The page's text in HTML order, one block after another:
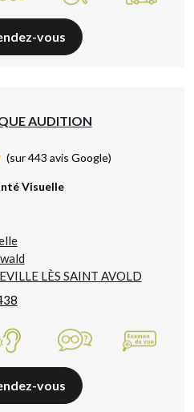
vous
AUDITION
(sur 443 avis Google)
Visuelle
LÈS SAINT AVOLD
vous